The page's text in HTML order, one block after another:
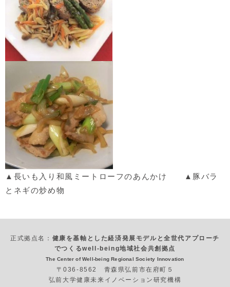
▲長いも入り和風ミートローフのあんかけ ▲豚バラ
とネギの炒め物
正式拠点名： 健康を基軸とした経済発展モデルと全世代アプローチ
でつくるwell-being地域社会共創拠点
The Center of Well-being Regional Society Innovation
〒036-8562 青森県弘前市在府町５
弘前大学健康未来イノベーション研究機構